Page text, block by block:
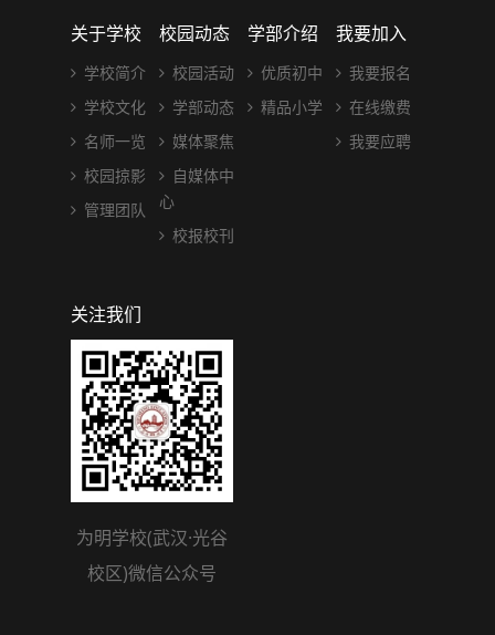
关于学校
学校简介
学校文化
名师一览
校园掠影
管理团队
校园动态
校园活动
学部动态
媒体聚焦
自媒体中
心
校报校刊
学部介绍
优质初中
精品小学
我要加入
我要报名
在线缴费
我要应聘
关注我们
为明学校(武汉·光谷
校区)微信公众号